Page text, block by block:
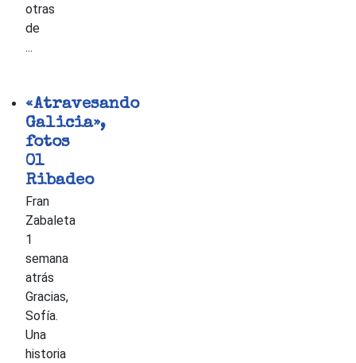
otras
de
...
«Atravesando
Galicia»,
fotos
01
Ribadeo
Fran
Zabaleta
1
semana
atrás
Gracias,
Sofía.
Una
historia